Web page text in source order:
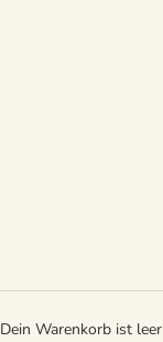
Dein Warenkorb ist leer
Limited Sommer Editions